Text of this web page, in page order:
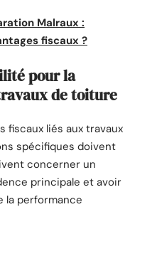
Malraux :
fiscaux ?
pour la
de toiture
fiscaux liés aux travaux
spécifiques doivent
concerner un
principale et avoir
la performance